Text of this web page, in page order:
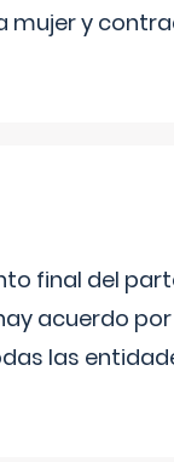
y
final del
acuerdo
las